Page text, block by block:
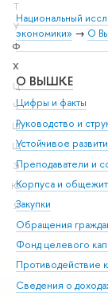
Т
У
Ф
Х
Ц
Ч
Ш
Щ
Э
Ю
Я
Национальный
экономики» → О
О ВЫШКЕ
Цифры и факты
Руководство и
Устойчивое
Преподаватели и
Корпуса и
Закупки
Обращения
Фонд целевого
Противодействие
Сведения о